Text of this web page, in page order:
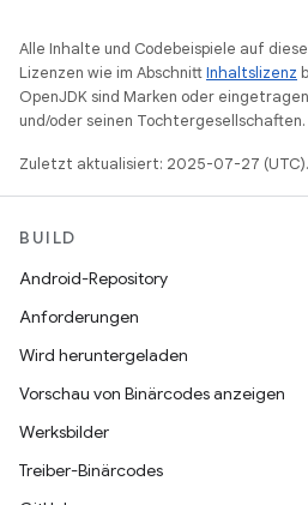
Alle Inhalte und Codebeispiele auf
Lizenzen wie im AbschnittInhaltslizenz
OpenJDK sind Marken oder
und/oder seinen Tochtergesellschaften.
Zuletzt aktualisiert: 2025-07-27 (UTC).
BUILD
Android-Repository
Anforderungen
Wird heruntergeladen
Vorschau von Binärcodes anzeigen
Werksbilder
Treiber-Binärcodes